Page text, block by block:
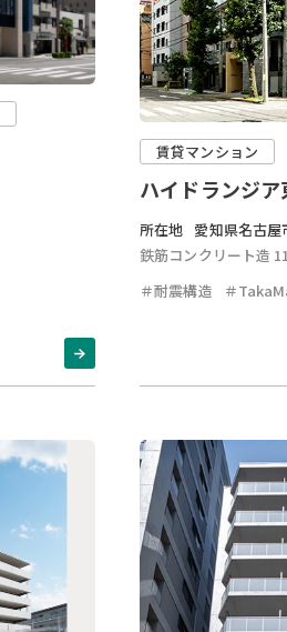
賃貸マンション
ハイドランジ
所在地 愛知県名古屋
鉄筋コンクリート造
＃耐震構造
＃